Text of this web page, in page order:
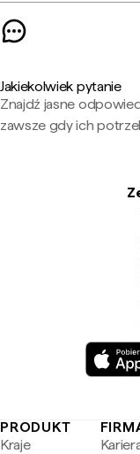
Jakiekolwiek pytanie
Znajdź jasne
zawsze gdy ich
PRODUKT
Kraje